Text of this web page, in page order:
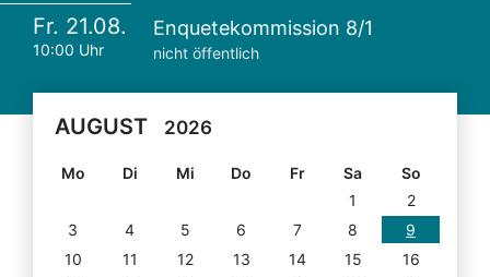
Fr. 21.08.
10:00 Uhr
Enquetekommission 8/1
nicht öffentlich
AUGUST 2026
Mo Di Mi Do Fr Sa
So
1
2
3
4 5 6 7 8
9
10
11 12 13 14 15
16